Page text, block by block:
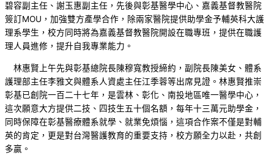
碧容副主任、謝玉惠副主任，先後與彰基醫學中心、嘉義基督教醫院
簽訂MOU，加強雙方產學合作，除兩家醫院提供助學金予輔英科大護
理系學生，校方同時將為嘉義基督教醫院開設在職專班，提供在職護
理人員進修，提升自我專業能力。
林惠賢上午先與彰基總院長陳穆寬教授締約，副院長陳美女、體系
護理部主任李雅文與體系人資處主任江季蓉等出席見證。林惠賢推崇
彰基已創院一百二十七年，是雲林、彰化、南投地區唯一醫學中心，
這次願意大方提供二技、四技生五十個名額，每年十三萬元助學金，
同時保障在彰基醫療體系就學、就業免煩惱，這項合作案不僅是對輔
英的肯定，更是對台灣醫護教育的重要支持，校方願全力以赴，共創
多贏。